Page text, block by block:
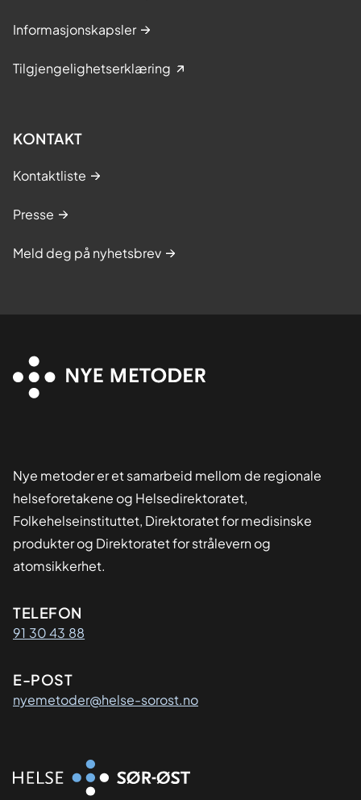
Informasjonskapsler
Tilgjengelighetserklæring
KONTAKT
Kontaktliste
Presse
Meld deg på nyhetsbrev
Nye metoder er et samarbeid mellom de regionale
helseforetakene og Helsedirektoratet,
Folkehelseinstituttet, Direktoratet for medisinske
produkter og Direktoratet for strålevern og
atomsikkerhet.
Kontaktinformasjon
TELEFON
91 30 43 88
E-POST
nyemetoder@helse-sorost.no
Organisasjon